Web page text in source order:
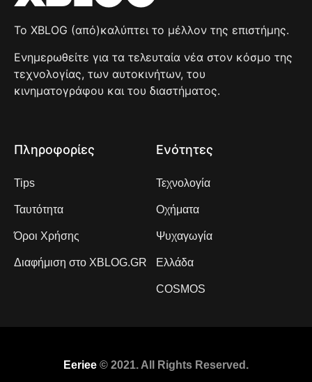
Το XBLOG (από)καλύπτει το μέλλον της επιστήμης.
Ενημερωθείτε για τα τελευταία νέα στον κόσμο της
τεχνολογίας, των αυτοκινήτων, του
κινηματογράφου και του διαστήματος.
Πληροφορίες
Tips
Ταυτότητα
Όροι Χρήσης
Διαφήμιση στο XBLOG.GR
Ενότητες
Τεχνολογία
Οχήματα
Ψυχαγωγία
Ελλάδα
COSMOS
Eeriee © 2021. All Rights Reserved.